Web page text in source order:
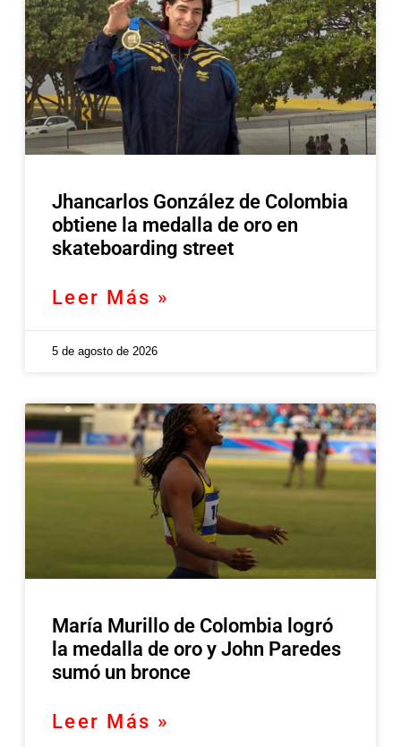
Jhancarlos González de Colombia
obtiene la medalla de oro en
skateboarding street
Leer Más »
5 de agosto de 2026
María Murillo de Colombia logró
la medalla de oro y John Paredes
sumó un bronce
Leer Más »